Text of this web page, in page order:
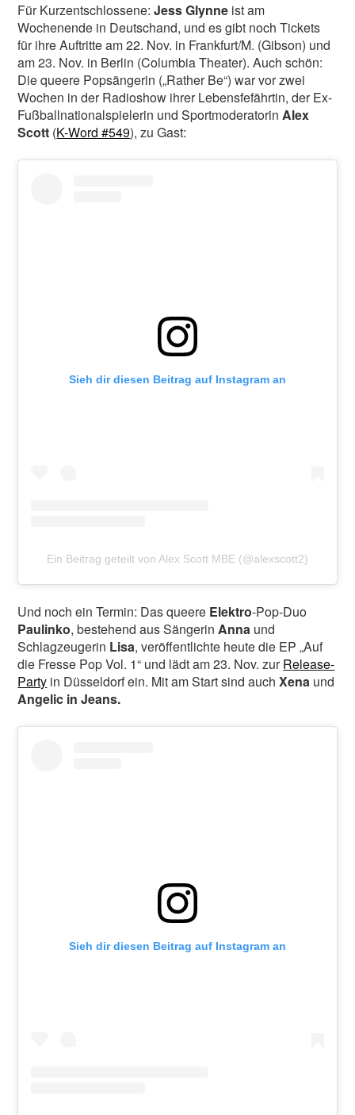
Für Kurzentschlossene:Jess Glynne ist am
Wochenende in Deutschand, und es gibt noch Tickets
für ihre Auftritte am 22. Nov. in Frankfurt/M. (Gibson) und
am 23. Nov. in Berlin (Columbia Theater). Auch schön:
Die queere Popsängerin („Rather Be“) war vor zwei
Wochen in der Radioshow ihrer Lebensfefährtin, der Ex-
Fußballnationalspielerin und SportmoderatorinAlex
Scott (K-Word #549), zu Gast:
Sieh dir diesen Beitrag auf Instagram an
Ein Beitrag geteilt von Alex Scott MBE (@alexscott2)
Und noch ein Termin: Das queere Elektro-Pop-Duo
Paulinko, bestehend aus SängerinAnna und
Schlagzeugerin Lisa, veröffentlichte heute die EP „Auf
die Fresse Pop Vol. 1“ und lädt am 23. Nov. zurRelease-
Party in Düsseldorf ein. Mit am Start sind auchXena und
Angelic in Jeans.
Sieh dir diesen Beitrag auf Instagram an